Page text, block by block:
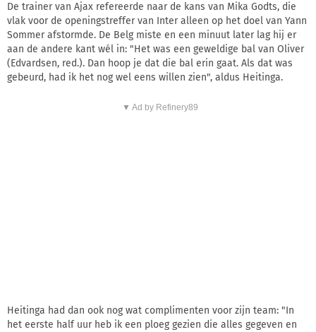
De trainer van Ajax refereerde naar de kans van Mika Godts, die
vlak voor de openingstreffer van Inter alleen op het doel van Yann
Sommer afstormde. De Belg miste en een minuut later lag hij er
aan de andere kant wél in: "Het was een geweldige bal van Oliver
(Edvardsen, red.). Dan hoop je dat die bal erin gaat. Als dat was
gebeurd, had ik het nog wel eens willen zien", aldus Heitinga.
▼ Ad by Refinery89
Heitinga had dan ook nog wat complimenten voor zijn team: "In
het eerste half uur heb ik een ploeg gezien die alles gegeven en